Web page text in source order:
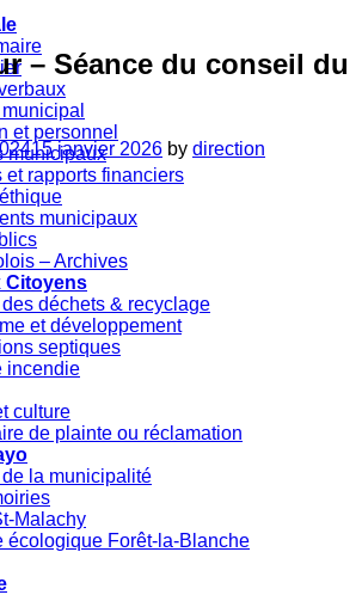
et personnel
municipaux
et rapports financiers
municipaux
– Archives
Citoyens
déchets & recyclage
et développement
septiques
incendie
culture
de plainte ou réclamation
la municipalité
Malachy
écologique Forêt-la-Blanche
– Séance du conseil du
15 janvier 2026 by direction